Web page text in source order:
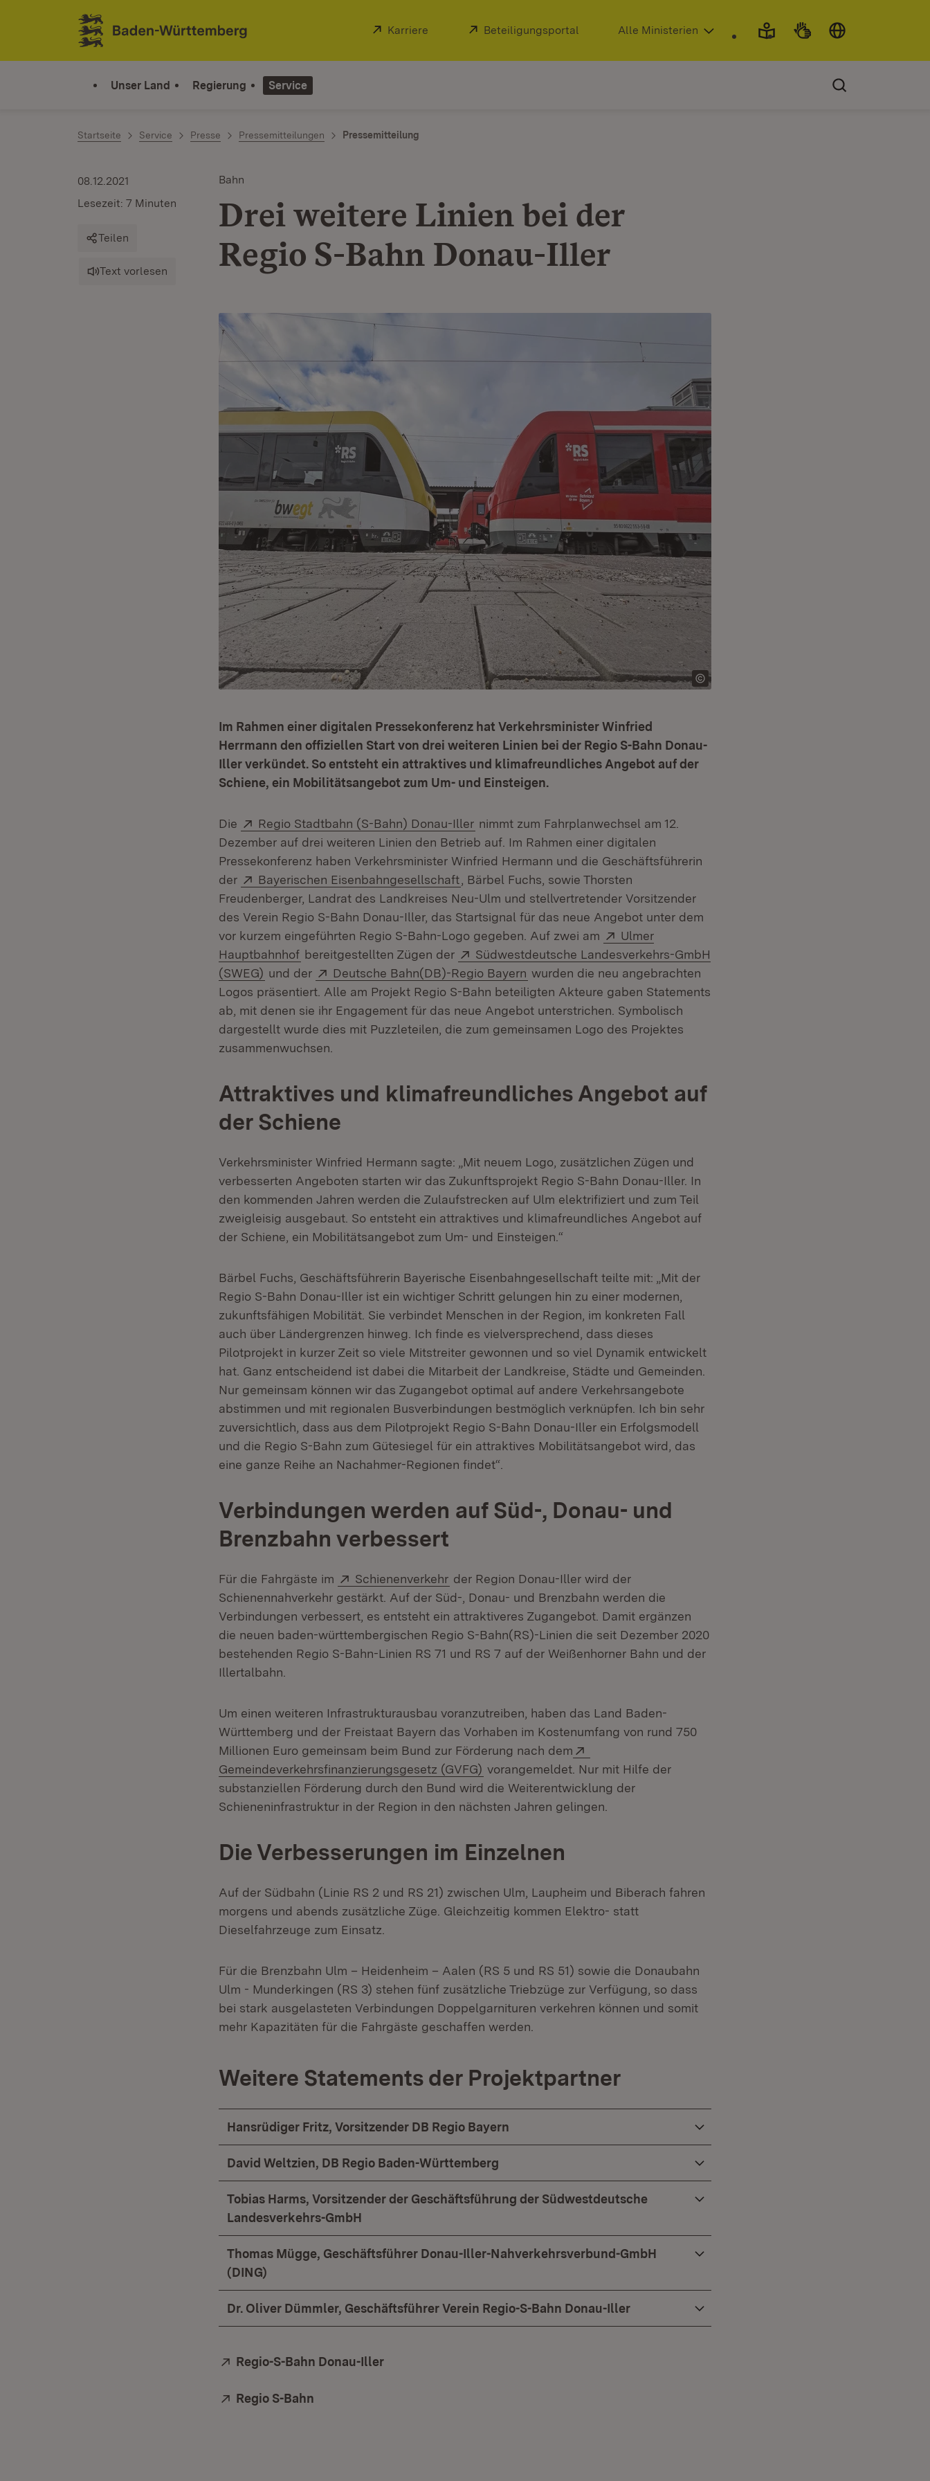
Zum Inhalt springen
Link zur Startseite
Extern:
Karriere (Öffnet in neuem Fenster)
Extern:
Beteiligungsportal (Öffnet in neuem Fenster)
Alle Ministerien
Unser Land Regierung Service
Startseite Service Presse Pressemitteilungen Pressemitteilung
Bahn
Drei weitere Linien bei der
Regio S-Bahn Donau-Iller
08.12.2021
Lesezeit: 7 Minuten
Teilen
Text vorlesen
Im Rahmen einer digitalen Pressekonferenz hat Verkehrsminister Winfried
Herrmann den offiziellen Start von drei weiteren Linien bei der Regio S-Bahn Donau-
Iller verkündet. So entsteht ein attraktives und klimafreundliches Angebot auf der
Schiene, ein Mobilitätsangebot zum Um- und Einsteigen.
Die Extern:
Regio Stadtbahn (S-Bahn) Donau-Iller (Öffnet in neuem Fenster)
nimmt zum Fahrplanwechsel am 12.
Dezember auf drei weiteren Linien den Betrieb auf. Im Rahmen einer digitalen
Pressekonferenz haben Verkehrsminister Winfried Hermann und die Geschäftsführerin
der
Extern:
Bayerischen Eisenbahngesellschaft (Öffnet in neuem Fenster)
, Bärbel Fuchs, sowie Thorsten
Freudenberger, Landrat des Landkreises Neu-Ulm und stellvertretender Vorsitzender
des Verein Regio S-Bahn Donau-Iller, das Startsignal für das neue Angebot unter dem
vor kurzem eingeführten Regio S-Bahn-Logo gegeben. Auf zwei am
Extern:
Ulmer
Hauptbahnhof (Öffnet in neuem Fenster)
bereitgestellten Zügen der Extern:
Südwestdeutsche Landesverkehrs-GmbH
(SWEG) (Öffnet in neuem Fenster)
und der Extern:
Deutsche Bahn(DB)-Regio Bayern (Öffnet in neuem Fenster)
wurden die neu angebrachten
Logos präsentiert. Alle am Projekt Regio S-Bahn beteiligten Akteure gaben Statements
ab, mit denen sie ihr Engagement für das neue Angebot unterstrichen. Symbolisch
dargestellt wurde dies mit Puzzleteilen, die zum gemeinsamen Logo des Projektes
zusammenwuchsen.
Attraktives und klimafreundliches Angebot auf
der Schiene
Verkehrsminister Winfried Hermann sagte: „Mit neuem Logo, zusätzlichen Zügen und
verbesserten Angeboten starten wir das Zukunftsprojekt Regio S-Bahn Donau-Iller. In
den kommenden Jahren werden die Zulaufstrecken auf Ulm elektrifiziert und zum Teil
zweigleisig ausgebaut. So entsteht ein attraktives und klimafreundliches Angebot auf
der Schiene, ein Mobilitätsangebot zum Um- und Einsteigen.“
Bärbel Fuchs, Geschäftsführerin Bayerische Eisenbahngesellschaft teilte mit: „Mit der
Regio S-Bahn Donau-Iller ist ein wichtiger Schritt gelungen hin zu einer modernen,
zukunftsfähigen Mobilität. Sie verbindet Menschen in der Region, im konkreten Fall
auch über Ländergrenzen hinweg. Ich finde es vielversprechend, dass dieses
Pilotprojekt in kurzer Zeit so viele Mitstreiter gewonnen und so viel Dynamik entwickelt
hat. Ganz entscheidend ist dabei die Mitarbeit der Landkreise, Städte und Gemeinden.
Nur gemeinsam können wir das Zugangebot optimal auf andere Verkehrsangebote
abstimmen und mit regionalen Busverbindungen bestmöglich verknüpfen. Ich bin sehr
zuversichtlich, dass aus dem Pilotprojekt Regio S-Bahn Donau-Iller ein Erfolgsmodell
und die Regio S-Bahn zum Gütesiegel für ein attraktives Mobilitätsangebot wird, das
eine ganze Reihe an Nachahmer-Regionen findet“.
Verbindungen werden auf Süd-, Donau- und
Brenzbahn verbessert
Für die Fahrgäste im Extern:
Schienenverkehr (Öffnet in neuem Fenster)
der Region Donau-Iller wird der
Schienennahverkehr gestärkt. Auf der Süd-, Donau- und Brenzbahn werden die
Verbindungen verbessert, es entsteht ein attraktiveres Zugangebot. Damit ergänzen
die neuen baden-württembergischen Regio S-Bahn(RS)-Linien die seit Dezember 2020
bestehenden Regio S-Bahn-Linien RS 71 und RS 7 auf der Weißenhorner Bahn und der
Illertalbahn.
Um einen weiteren Infrastrukturausbau voranzutreiben, haben das Land Baden-
Württemberg und der Freistaat Bayern das Vorhaben im Kostenumfang von rund 750
Millionen Euro gemeinsam beim Bund zur Förderung nach dem
Gemeindeverkehrsfinanzierungsgesetz (GVFG) (Öffnet in neuem Fenster)
vorangemeldet. Nur mit Hilfe der
substanziellen Förderung durch den Bund wird die Weiterentwicklung der
Schieneninfrastruktur in der Region in den nächsten Jahren gelingen.
Die Verbesserungen im Einzelnen
Auf der Südbahn (Linie RS 2 und RS 21) zwischen Ulm, Laupheim und Biberach fahren
morgens und abends zusätzliche Züge. Gleichzeitig kommen Elektro- statt
Dieselfahrzeuge zum Einsatz.
Für die Brenzbahn Ulm – Heidenheim – Aalen (RS 5 und RS 51) sowie die Donaubahn
Ulm - Munderkingen (RS 3) stehen fünf zusätzliche Triebzüge zur Verfügung, so dass
bei stark ausgelasteten Verbindungen Doppelgarnituren verkehren können und somit
mehr Kapazitäten für die Fahrgäste geschaffen werden.
Weitere Statements der Projektpartner
Hansrüdiger Fritz, Vorsitzender DB Regio Bayern
David Weltzien, DB Regio Baden-Württemberg
Tobias Harms, Vorsitzender der Geschäftsführung der Südwestdeutsche
Landesverkehrs-GmbH
Thomas Mügge, Geschäftsführer Donau-Iller-Nahverkehrsverbund-GmbH
(DING)
Dr. Oliver Dümmler, Geschäftsführer Verein Regio-S-Bahn Donau-Iller
Extern:
Regio-S-Bahn Donau-Iller
Extern:
Regio S-Bahn